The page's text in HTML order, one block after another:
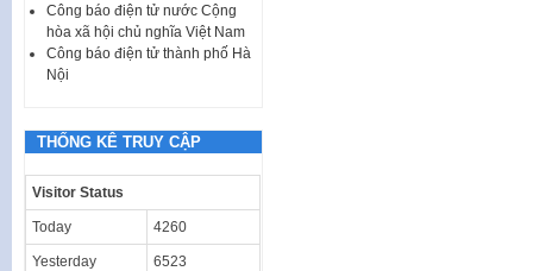
Công báo điện tử nước Cộng
hòa xã hội chủ nghĩa Việt Nam
Công báo điện tử thành phố Hà
Nội
THỐNG KÊ TRUY CẬP
Visitor Status
Today 4260
Yesterday 6523